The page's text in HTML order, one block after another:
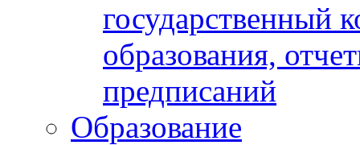
государственный
образования,
предписаний
Образование